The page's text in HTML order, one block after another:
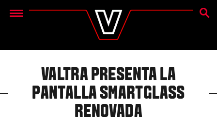
Menu
VALTRA PRESENTA LA
PANTALLA SMARTGLASS
RENOVADA